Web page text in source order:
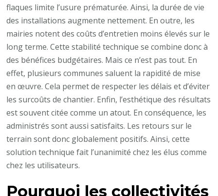
flaques limite l’usure prématurée. Ainsi, la durée de vie
des installations augmente nettement. En outre, les
mairies notent des coûts d’entretien moins élevés sur le
long terme. Cette stabilité technique se combine donc à
des bénéfices budgétaires. Mais ce n’est pas tout. En
effet, plusieurs communes saluent la rapidité de mise
en œuvre. Cela permet de respecter les délais et d’éviter
les surcoûts de chantier. Enfin, l’esthétique des résultats
est souvent citée comme un atout. En conséquence, les
administrés sont aussi satisfaits. Les retours sur le
terrain sont donc globalement positifs. Ainsi, cette
solution technique fait l’unanimité chez les élus comme
chez les utilisateurs.
Pourquoi les collectivités